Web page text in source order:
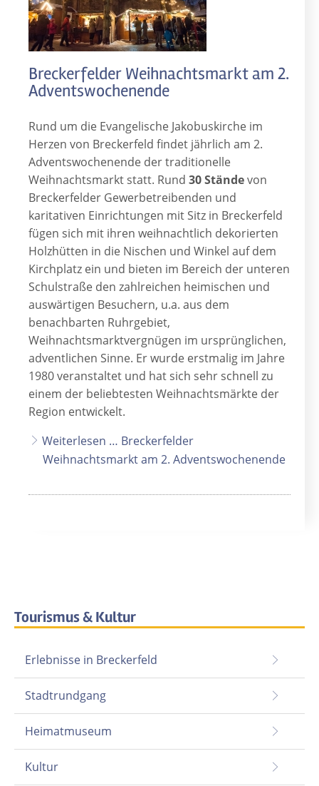
Breckerfelder Weihnachtsmarkt am 2.
Adventswochenende
Rund um die Evangelische Jakobuskirche im
Herzen von Breckerfeld findet jährlich am 2.
Adventswochenende der traditionelle
Weihnachtsmarkt statt. Rund 30 Ständevon
Breckerfelder Gewerbetreibenden und
karitativen Einrichtungen mit Sitz in Breckerfeld
fügen sich mit ihren weihnachtlich dekorierten
Holzhütten in die Nischen und Winkel auf dem
Kirchplatz ein und bieten im Bereich der unteren
Schulstraße den zahlreichen heimischen und
auswärtigen Besuchern, u.a. aus dem
benachbarten Ruhrgebiet,
Weihnachtsmarktvergnügen im ursprünglichen,
adventlichen Sinne. Er wurde erstmalig im Jahre
1980 veranstaltet und hat sich sehr schnell zu
einem der beliebtesten Weihnachtsmärkte der
Region entwickelt.
Weiterlesen … Breckerfelder
Weihnachtsmarkt am 2. Adventswochenende
Tourismus & Kultur
Erlebnisse in Breckerfeld
Stadtrundgang
Heimatmuseum
Kultur